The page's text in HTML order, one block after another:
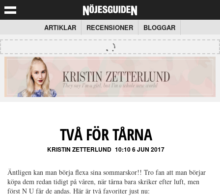
ARTIKLAR RECENSIONER BLOGGAR
TVÅ FÖR TÅRNA
KRISTIN ZETTERLUND 10:10 6 JUN 2017
Äntligen kan man börja flexa sina sommarskor!! Tro fan att man börjar
köpa dem redan tidigt på våren, när tårna bara skriker efter luft, men
först N U får de andas. Här är två favoriter just nu: